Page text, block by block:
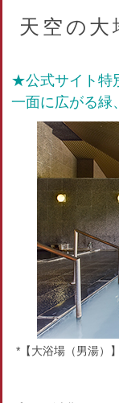
天空の
★公式サイト特
一面に広がる緑
*【大浴場（男湯）